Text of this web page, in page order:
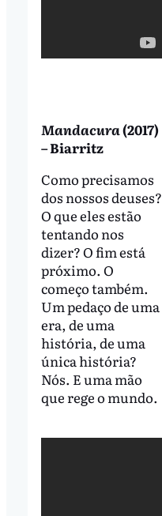
Mandacura(2017)
– Biarritz
Como precisamos
dos nossos deuses?
O que eles estão
tentando nos
dizer? O fim está
próximo. O
começo também.
Um pedaço de uma
era, de uma
história, de uma
única história?
Nós. E uma mão
que rege o mundo.